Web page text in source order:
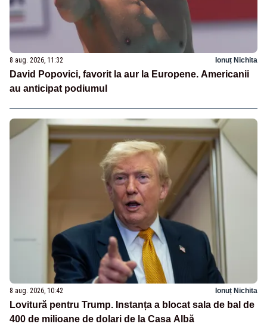
8 aug. 2026, 11:32 Ionuț Nichita
David Popovici, favorit la aur la Europene. Americanii
au anticipat podiumul
8 aug. 2026, 10:42 Ionuț Nichita
Lovitură pentru Trump. Instanța a blocat sala de bal de
400 de milioane de dolari de la Casa Albă